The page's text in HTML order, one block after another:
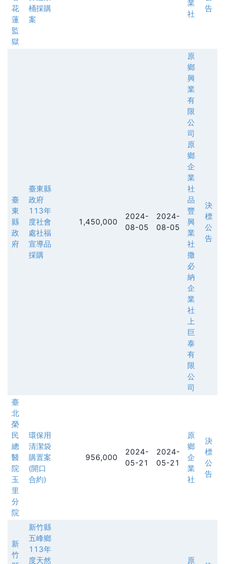
花
蓮
監
獄
桶採購
案
業
社
告
臺
東
縣
政
府
臺東縣
政府
113年
度社會
處社福
宣導品
採購
1,450,000
2024-
08-05
2024-
08-05
原
鄉
興
業
有
限
公
司
原
鄉
企
業
社
品
豐
興
業
社
撒
必
納
企
業
社
上
巨
泰
有
限
公
司
決
標
公
告
臺
北
榮
民
總
醫
院
玉
里
分
院
環保用
清潔袋
購置案
(開口
合約)
956,000
2024-
05-21
2024-
05-21
原
鄉
企
業
社
決
標
公
告
新
竹
新竹縣
五峰鄉
113年
度天然
原